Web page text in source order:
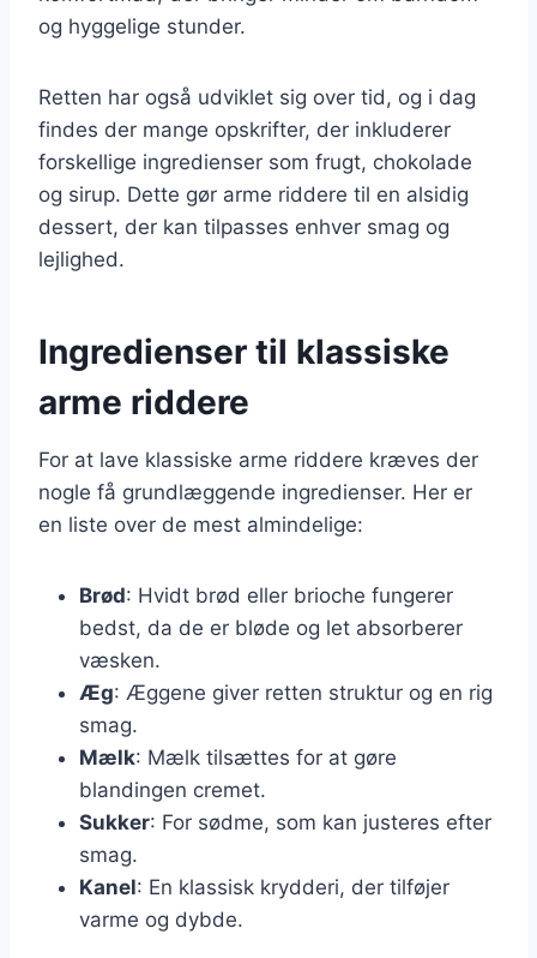
og hyggelige stunder.
Retten har også udviklet sig over tid, og i dag
findes der mange opskrifter, der inkluderer
forskellige ingredienser som frugt, chokolade
og sirup. Dette gør arme riddere til en alsidig
dessert, der kan tilpasses enhver smag og
lejlighed.
Ingredienser til klassiske
arme riddere
For at lave klassiske arme riddere kræves der
nogle få grundlæggende ingredienser. Her er
en liste over de mest almindelige:
Brød: Hvidt brød eller brioche fungerer
bedst, da de er bløde og let absorberer
væsken.
Æg: Æggene giver retten struktur og en rig
smag.
Mælk: Mælk tilsættes for at gøre
blandingen cremet.
Sukker: For sødme, som kan justeres efter
smag.
Kanel: En klassisk krydderi, der tilføjer
varme og dybde.